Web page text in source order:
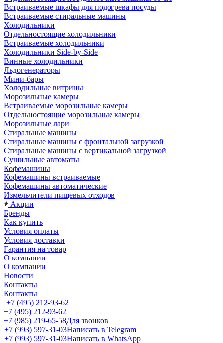
Встраиваемые шкафы для подогрева посуды
Встраиваемые стиральные машины
Холодильники
Отдельностоящие холодильники
Встраиваемые холодильники
Холодильники Side-by-Side
Винные холодильники
Льдогенераторы
Мини-бары
Холодильные витрины
Морозильные камеры
Встраиваемые морозильные камеры
Отдельностоящие морозильные камеры
Морозильные лари
Стиральные машины
Стиральные машины с фронтальной загрузкой
Стиральные машины с вертикальной загрузкой
Сушильные автоматы
Кофемашины
Кофемашины встраиваемые
Кофемашины автоматические
Измельчители пищевых отходов
Акции
Бренды
Как купить
Условия оплаты
Условия доставки
Гарантия на товар
О компании
О компании
Новости
Контакты
Контакты
+7 (495) 212-93-62
+7 (495) 212-93-62
+7 (985) 219-65-58Для звонков
+7 (993) 597-31-03Написать в Telegram
+7 (993) 597-31-03Написать в WhatsApp